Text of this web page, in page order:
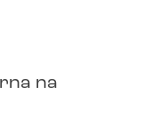
na